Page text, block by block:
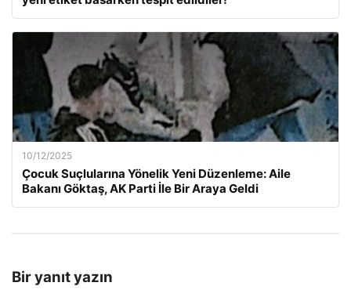
10/12/2025
Çocuk Suçlularına Yönelik Yeni Düzenleme: Aile
Bakanı Göktaş, AK Parti İle Bir Araya Geldi
Bir yanıt yazın